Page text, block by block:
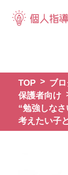
TOP ブ
保護者向け
“勉強しな
考えたい子